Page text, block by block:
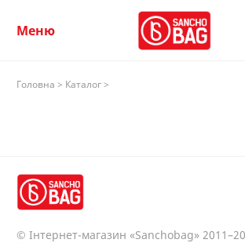
Меню
Головна > Каталог>
© Інтернет-магазин «Sanchobag»